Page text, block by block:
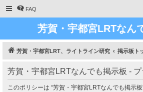
FAQ
芳賀・宇都宮LRTなん
芳賀・宇都宮LRT、ライトライン研究 掲示板ト
芳賀・宇都宮LRTなんでも掲示板 -
このポリシーは “芳賀・宇都宮LRTなんでも掲示